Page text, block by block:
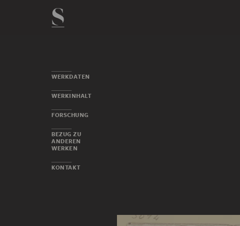
WERKDATEN
WERKINHALT
FORSCHUNG
BEZUG ZU
ANDEREN
WERKEN
KONTAKT